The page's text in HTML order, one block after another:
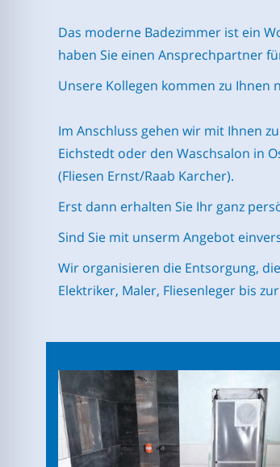
Das moderne Badezimmer ist ein
haben Sie einen Ansprechpartner
Unsere Kollegen kommen zu Ihnen
Im Anschluss gehen wir mit Ihnen
Eichstedt oder den Waschsalon in
(Fliesen Ernst/Raab Karcher).
Erst dann erhalten Sie Ihr ganz
Sind Sie mit unserm Angebot
Wir organisieren die Entsorgung,
Elektriker, Maler, Fliesenleger bis